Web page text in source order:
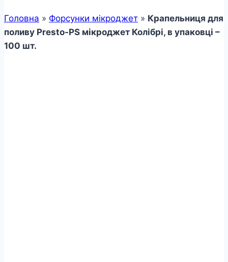
Головна » Форсунки мікроджет » Крапельниця для
поливу Presto-PS мікроджет Колібрі, в упаковці –
100 шт.